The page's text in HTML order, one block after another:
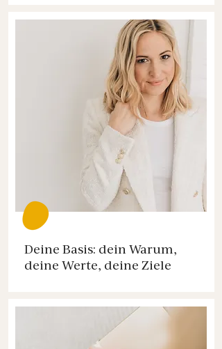
Deine Basis: dein Warum,
deine Werte, deine Ziele